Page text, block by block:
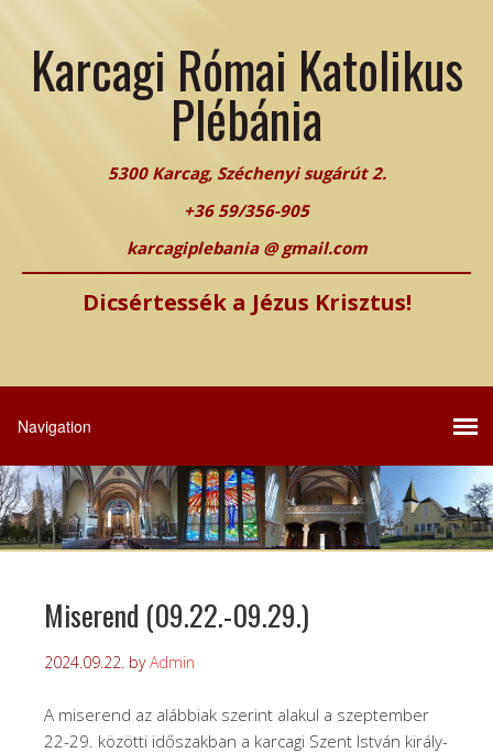
Karcagi Római Katolikus
Plébánia
5300 Karcag, Széchenyi sugárút 2.
+36 59/356-905
karcagiplebania @ gmail.com
Dicsértessék a Jézus Krisztus!
Miserend (09.22.-09.29.)
2024.09.22. byAdmin
A miserend az alábbiak szerint alakul a szeptember
22-29. közötti időszakban a karcagi Szent István király-